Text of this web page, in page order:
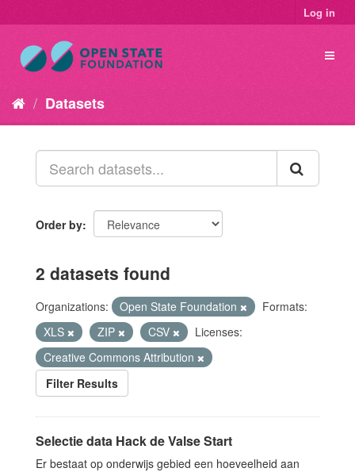
Log in
Datasets
Order by
2 datasets found
Organizations: Open State Foundation
Formats:
XLS
ZIP CSV
Licenses:
Creative Commons Attribution
Filter Results
Selectie data Hack de Valse Start
Er bestaat op onderwijs gebied een hoeveelheid aan